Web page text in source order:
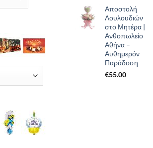
Αποστολή
Λουλουδιών
στο Μητέρα |
Ανθοπωλείο
Αθήνα –
Αυθημερόν
Παράδοση
€55.00